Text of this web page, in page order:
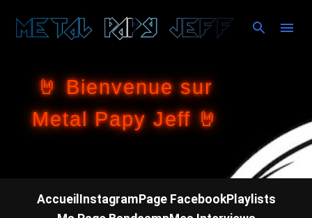
Accéder au contenu principal
🤘 Bienvenue sur
Metal Papy Jeff 🤘
Accueil InstagramPage FacebookPlaylists